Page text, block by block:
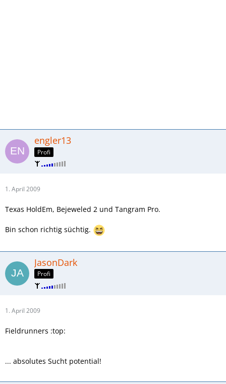
engler13
Profi
1. April 2009
Texas HoldEm, Bejeweled 2 und Tangram Pro.
Bin schon richtig süchtig.
JasonDark
Profi
1. April 2009
Fieldrunners :top:
... absolutes Sucht potential!